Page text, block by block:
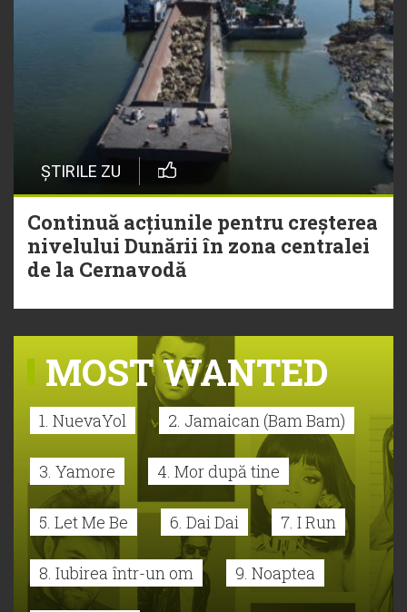
ȘTIRILE ZU
Continuă acțiunile pentru creșterea
nivelului Dunării în zona centralei
de la Cernavodă
MOST WANTED
1. NuevaYol 2. Jamaican (Bam Bam)
3. Yamore 4. Mor după tine
5. Let Me Be 6. Dai Dai 7. I Run
8. Iubirea într-un om 9. Noaptea